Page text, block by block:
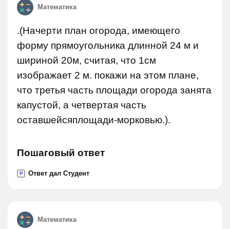
Математика
.(Начерти план огорода, имеющего
форму прямоугольника длинной 24 м и
шириной 20м, считая, что 1см
изображает 2 м. покажи на этом плане,
что третья часть площади огорода занята
капустой, а четвертая часть
оставшейсяплощади-морковью.).
Пошаговый ответ
P Ответ дал Студент
Математика